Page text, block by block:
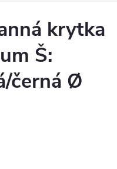
krytka
Š:
černá Ø